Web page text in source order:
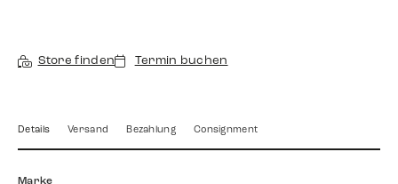
Store finden Termin buchen
Details Versand Bezahlung Consignment
Marke